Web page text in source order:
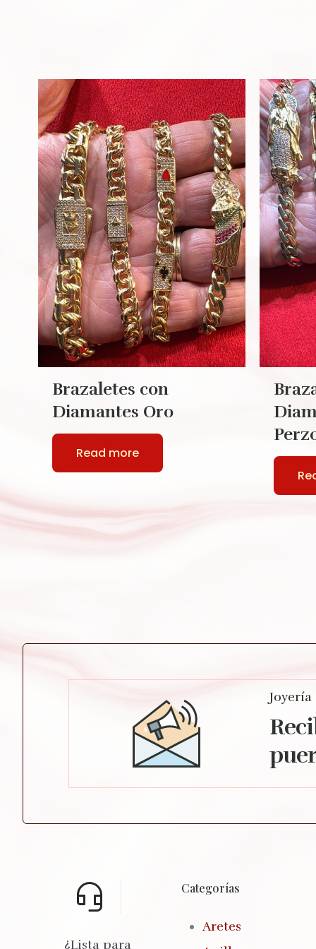
Brazaletes con
Diamantes Oro
Read more
¿Lista para
Categorías
Aretes